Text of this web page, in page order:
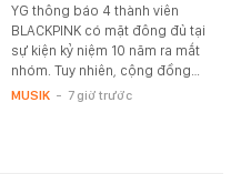
YG thông báo 4 thành viên
BLACKPINK có mặt đông đủ tại
sự kiện kỷ niệm 10 năm ra mắt
nhóm. Tuy nhiên, cộng đồng…
MUSIK - 7 giờ trước